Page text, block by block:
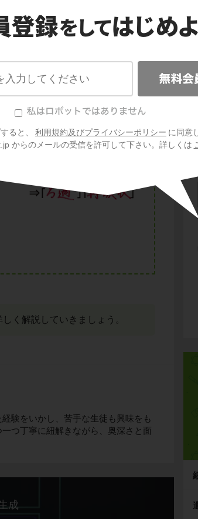
ると、 利用規約及びプライバシーポリシー に同意
からのメールの受信を許可して下さい。詳しくは
になるわけではありません。尿
２つの重要なプロセスが関わっ
く解説していきましょう。
験をいかし、苦手な生徒も興味をも
つ丁寧に紐解きながら、奥深さと面
成